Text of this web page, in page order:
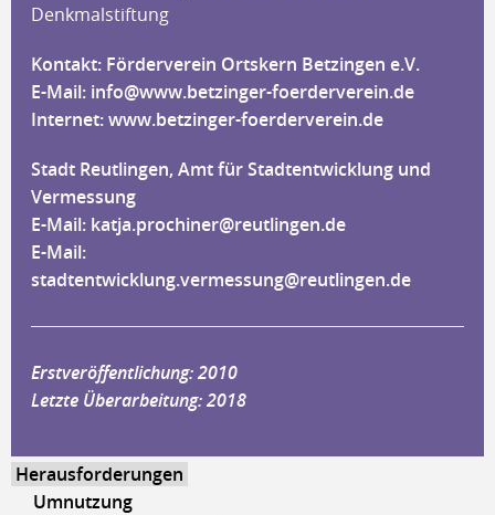
Denkmalstiftung
Kontakt: Förderverein Ortskern Betzingen e.V.
E-Mail: info@www.betzinger-foerderverein.de
Internet:www.betzinger-foerderverein.de
Stadt Reutlingen, Amt für Stadtentwicklung und
Vermessung
E-Mail: katja.prochiner@reutlingen.de
E-Mail:
stadtentwicklung.vermessung@reutlingen.de
Erstveröffentlichung: 2010
Letzte Überarbeitung: 2018
Herausforderungen
Umnutzung